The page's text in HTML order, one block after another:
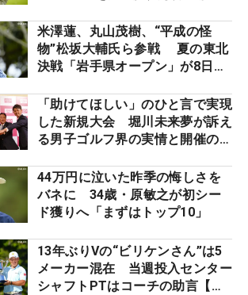
ーのヒトネタ！】
米澤蓮、丸山茂樹、“平成の怪
物”松坂大輔氏ら参戦 夏の東北
決戦「岩手県オープン」が8日開
「助けてほしい」のひと言で実現
した新規大会 堀川未来夢が訴え
る男子ゴルフ界の実情と開催の舞
44万円に泣いた昨季の悔しさを
バネに 34歳・原敏之が初シー
ド獲りへ「まずはトップ10」
13年ぶりVの“ビリケンさん”は5
メーカー混在 当週投入センター
シャフトPTはコーチの助言【勝